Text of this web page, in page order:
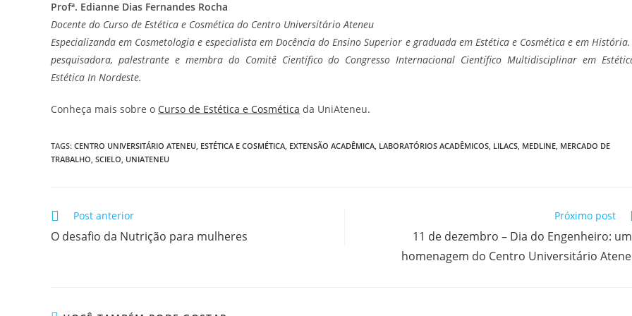
Profª. Edianne Dias Fernandes Rocha
Docente do Curso de Estética e Cosmética do Centro Universitário Ateneu
Especializanda em Cosmetologia e especialista em Docência do Ensino Superior e graduada em Estética e Cosmética e em História.
pesquisadora, palestrante e membra do Comitê Científico do Congresso Internacional Científico Multidisciplinar em
Estética In Nordeste.
Conheça mais sobre o Curso de Estética e Cosmética da UniAteneu.
TAGS: CENTRO UNIVERSITÁRIO ATENEU, ESTÉTICA E COSMÉTICA, EXTENSÃO ACADÊMICA, LABORATÓRIOS ACADÊMICOS, LILACS, MEDLINE, MERCADO DE
TRABALHO, SCIELO, UNIATENEU
Post anterior
O desafio da Nutrição para mulheres
Próximo post
11 de dezembro – Dia do Engenheiro:
homenagem do Centro Universitário